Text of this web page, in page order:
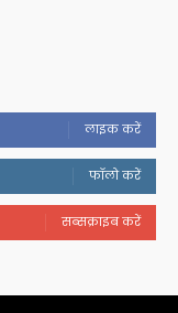
लाइक करें
फॉलो करें
सब्सक्राइब करें